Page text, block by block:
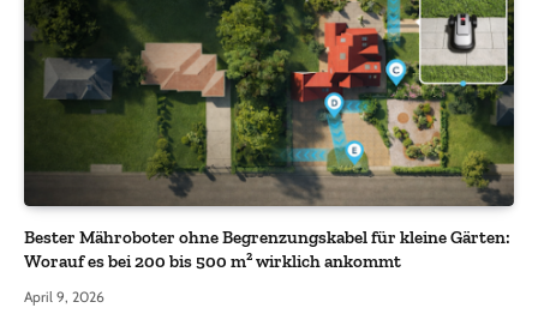
Bester Mähroboter ohne Begrenzungskabel für kleine Gärten:
Worauf es bei 200 bis 500 m² wirklich ankommt
April 9, 2026